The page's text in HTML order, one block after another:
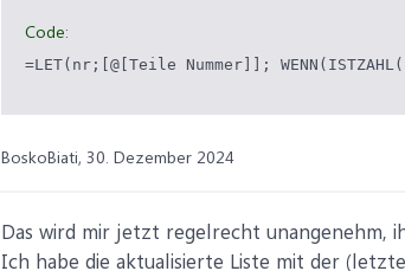
Code:
=LET(nr;[@[Teile Nummer]];
BoskoBiati, 30. Dezember 2024
Das wird mir jetzt regelrecht unangenehm,
Ich habe die aktualisierte Liste mit der